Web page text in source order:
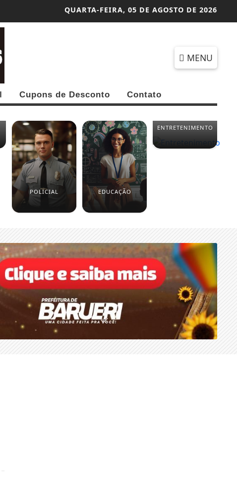
QUARTA-FEIRA, 05 DE AGOSTO DE 2026
MENU
Cupons de Desconto Contato
POLICIAL EDUCAÇÃO
ENTRETENIMENTO